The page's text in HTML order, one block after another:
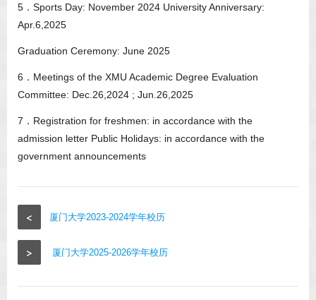
5．Sports Day: November 2024 University Anniversary:
Apr.6,2025
Graduation Ceremony: June 2025
6．Meetings of the XMU Academic Degree Evaluation
Committee: Dec.26,2024 ; Jun.26,2025
7．Registration for freshmen: in accordance with the
admission letter Public Holidays: in accordance with the
government announcements
< 厦门大学2023-2024学年校历
> 厦门大学2025-2026学年校历